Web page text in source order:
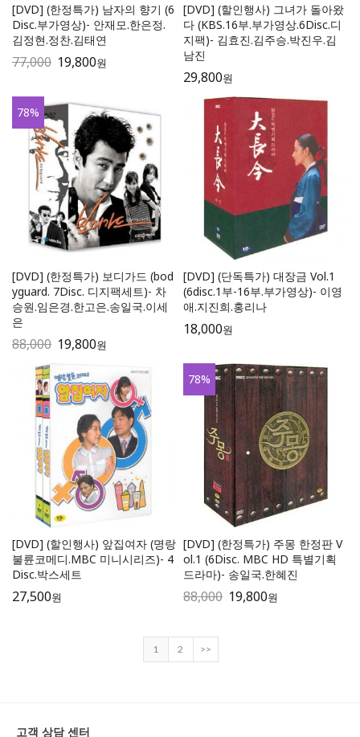
[DVD] (한정특가) 남자의 향기 (6
Disc.부가영상)- 안재모.한은정.
김정현.정찬.김태연
77,000 19,800원
[DVD] (할인행사) 그녀가 돌아왔
다 (KBS.16부.부가영상.6Disc.디
지팩)- 김효진.김주승.박진우.김
남진
29,800원
78%
[DVD] (한정특가) 보디가드 (bod
yguard. 7Disc. 디지팩세트)- 차
승원.임은경.한고은.송일국.이세
은
88,000 19,800원
[DVD] (단독특가) 대장금 Vol.1
(6disc.1부-16부.부가영상)- 이영
애.지진희.홍리나
18,000원
[DVD] (할인행사) 앞집여자 (명랑
불륜코메디.MBC 미니시리즈)- 4
Disc.박스세트
27,500원
78%
[DVD] (한정특가) 주몽 한정판 V
ol.1 (6Disc. MBC HD 특별기획
드라마)- 송일국.한혜진
88,000 19,800원
1 2 >>
고객 상담 센터